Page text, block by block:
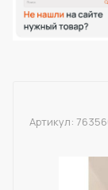
Артикул: